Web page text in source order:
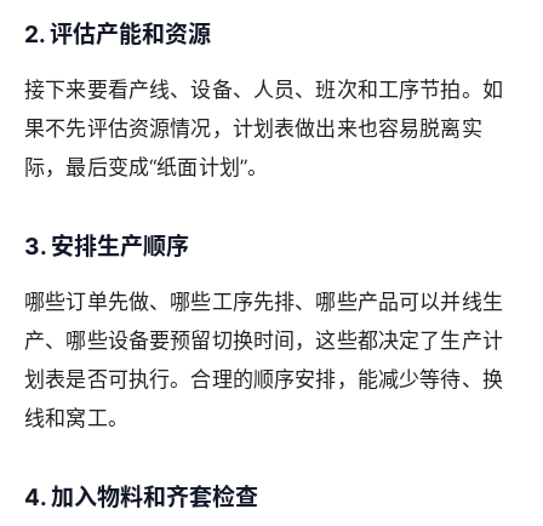
2. 评估产能和资源
接下来要看产线、设备、人员、班次和工序节拍。如
果不先评估资源情况，计划表做出来也容易脱离实
际，最后变成“纸面计划”。
3. 安排生产顺序
哪些订单先做、哪些工序先排、哪些产品可以并线生
产、哪些设备要预留切换时间，这些都决定了生产计
划表是否可执行。合理的顺序安排，能减少等待、换
线和窝工。
4. 加入物料和齐套检查